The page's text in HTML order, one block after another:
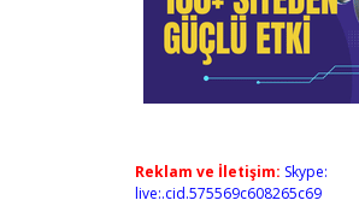
Reklam ve İletişim: Skype:
live:.cid.575569c608265c69